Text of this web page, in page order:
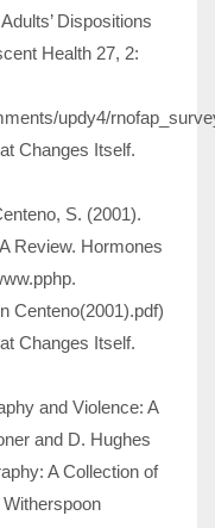
Dispositions
Health 27, 2:
updy4/
Changes Itself.
S. (2001).
Review. Hormones
Centeno(2001).pdf)
Changes Itself.
and Violence: A
and D. Hughes
A Collection of